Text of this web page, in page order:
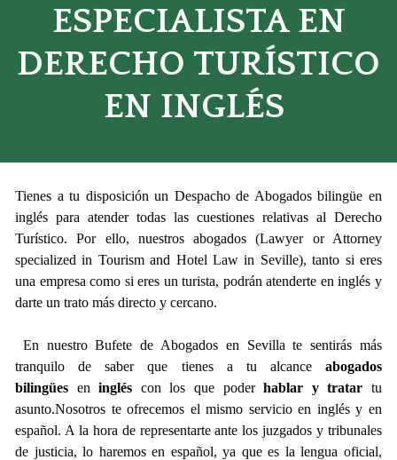
ESPECIALISTA EN
DERECHO TURÍSTICO
EN INGLÉS
Tienes a tu disposición un Despacho de Abogados bilingüe en
inglés para atender todas las cuestiones relativas al Derecho
Turístico. Por ello, nuestros abogados (Lawyer or Attorney
specialized in Tourism and Hotel Law in Seville), tanto si eres
una empresa como si eres un turista, podrán atenderte en inglés y
darte un trato más directo y cercano.
En nuestro Bufete de Abogados en Sevilla te sentirás más
tranquilo de saber que tienes a tu alcance abogados
bilingües eninglés con los que poderhablar y tratar tu
asunto.Nosotros te ofrecemos el mismo servicio en inglés y en
español. A la hora de representarte ante los juzgados y tribunales
de justicia, lo haremos en español, ya que es la lengua oficial,